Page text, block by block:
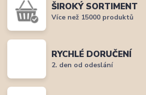
ŠIROKÝ SORTIMENT
Více než 15000 produktů
RYCHLÉ DORUČENÍ
2. den od odeslání